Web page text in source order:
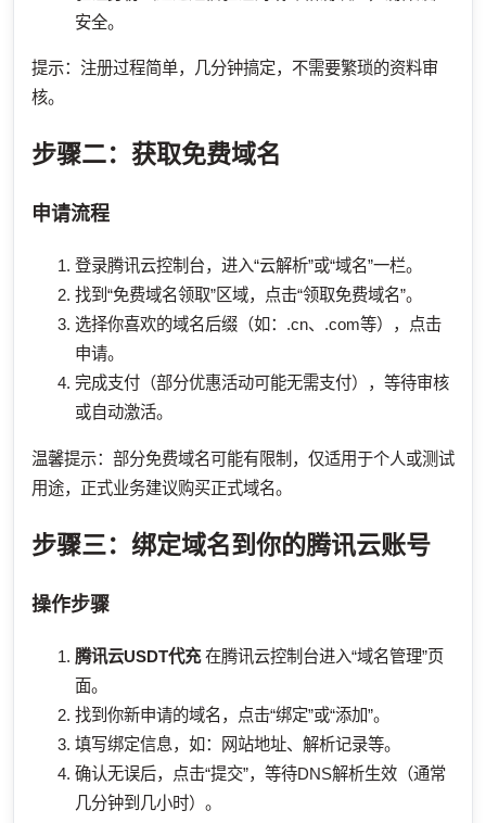
安全。
提示：注册过程简单，几分钟搞定，不需要繁琐的资料审
核。
步骤二：获取免费域名
申请流程
登录腾讯云控制台，进入“云解析”或“域名”一栏。
找到“免费域名领取”区域，点击“领取免费域名”。
选择你喜欢的域名后缀（如：.cn、.com等），点击
申请。
完成支付（部分优惠活动可能无需支付），等待审核
或自动激活。
温馨提示：部分免费域名可能有限制，仅适用于个人或测试
用途，正式业务建议购买正式域名。
步骤三：绑定域名到你的腾讯云账号
操作步骤
腾讯云USDT代充在腾讯云控制台进入“域名管理”页
面。
找到你新申请的域名，点击“绑定”或“添加”。
填写绑定信息，如：网站地址、解析记录等。
确认无误后，点击“提交”，等待DNS解析生效（通常
几分钟到几小时）。